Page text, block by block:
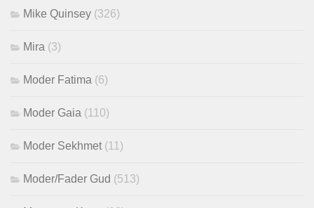
Mike Quinsey (326)
Mira (3)
Moder Fatima (6)
Moder Gaia (110)
Moder Sekhmet (11)
Moder/Fader Gud (513)